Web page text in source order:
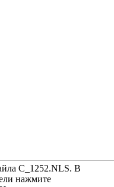
C_1252.NLS. В
нажмите